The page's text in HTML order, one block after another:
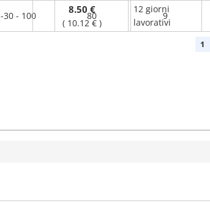
-30 - 100 80 9
8.50 €
( 10.12 € )
12 giorni
lavorativi
1